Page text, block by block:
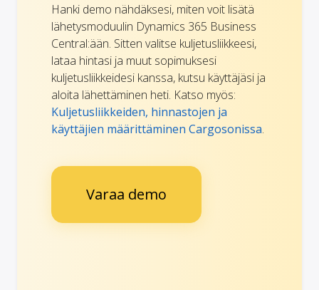
Hanki demo nähdäksesi, miten voit lisätä
lähetysmoduulin Dynamics 365 Business
Central:ään. Sitten valitse kuljetusliikkeesi,
lataa hintasi ja muut sopimuksesi
kuljetusliikkeidesi kanssa, kutsu käyttäjäsi ja
aloita lähettäminen heti. Katso myös:
Kuljetusliikkeiden, hinnastojen ja
käyttäjien määrittäminen Cargosonissa.
Varaa demo